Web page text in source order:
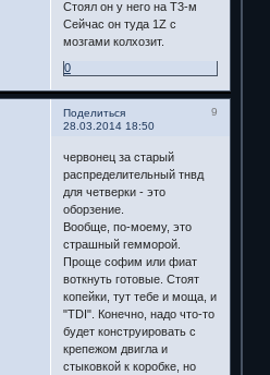
Стоял он у него на Т3-м
Сейчас он туда 1Z с
мозгами колхозит.
0
Поделиться
9
28.03.2014 18:50
червонец за старый
распределительный тнвд
для четверки - это
оборзение.
Вообще, по-моему, это
страшный гемморой.
Проще софим или фиат
воткнуть готовые. Стоят
копейки, тут тебе и моща, и
"TDI". Конечно, надо что-то
будет конструировать с
крепежом двигла и
стыковкой к коробке, но